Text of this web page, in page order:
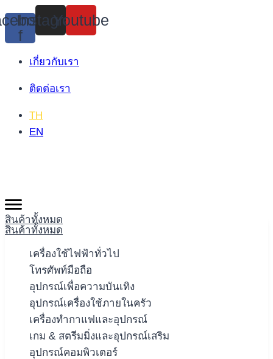
Skip
to
content
f
Instagram
Youtube
เกี่ยวกับเรา
ติดต่อเรา
TH
EN
สินค้าทั้งหมด
สินค้าทั้งหมด
เครื่องใช้ไฟฟ้าทั่วไป
โทรศัพท์มือถือ
อุปกรณ์เพื่อความบันเทิง
อุปกรณ์เครื่องใช้ภายในครัว
เครื่องทำกาแฟและอุปกรณ์
เกม & สตรีมมิ่งและอุปกรณ์เสริม
อุปกรณ์คอมพิวเตอร์